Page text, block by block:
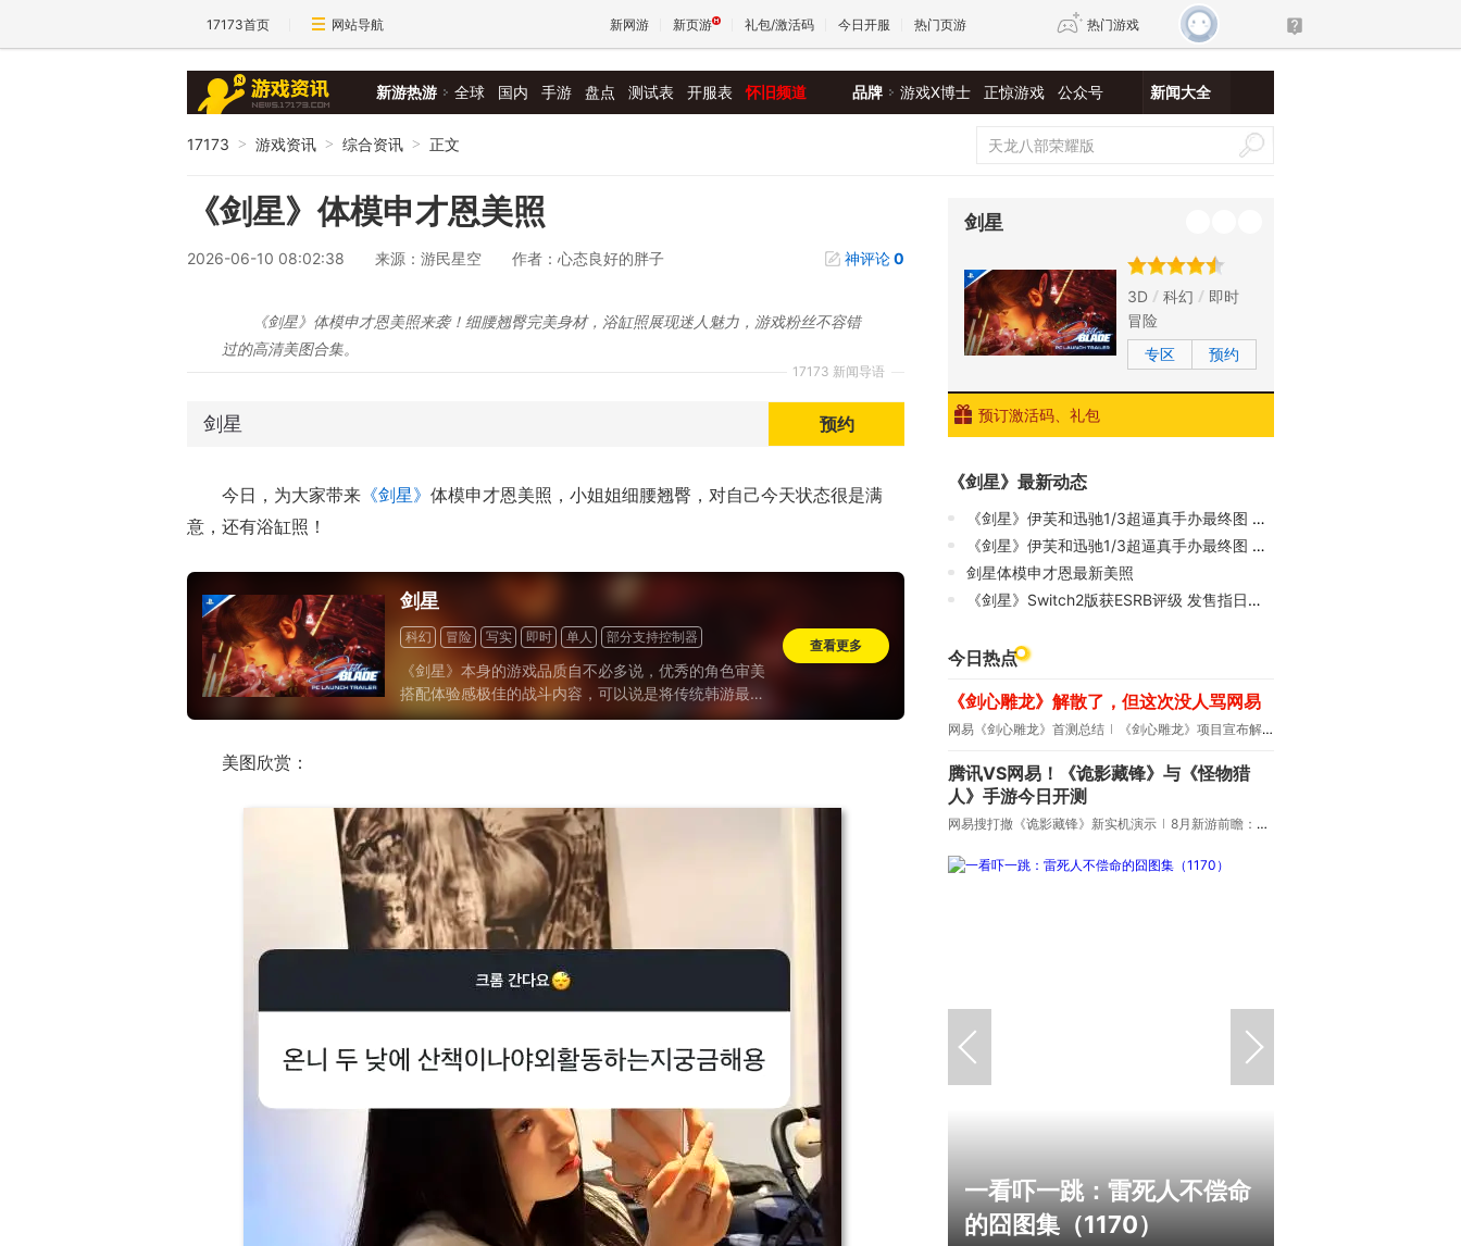
17173首页 网站导航 新网游 新页游 礼包/激活码 今日开服 热门页游 热门游戏
新仙侠5
新游热游 全球 国内 手游 盘点 测试表 开服表 怀旧频道 品牌 游戏X博士 正惊游戏 公众号 新闻大全
17173 > 游戏资讯 > 综合资讯 > 正文
《剑星》体模申才恩美照
2026-06-10 08:02:38 来源：游民星空 作者：心态良好的胖子 神评论0
17173 新闻导语
《剑星》体模申才恩美照来袭！细腰翘臀完美身材，浴缸照展现迷人魅力，游戏粉丝不容错
过的高清美图合集。
剑星
《剑星》全网首发评测，点击查看
预约
今日，为大家带来 《剑星》 体模申才恩美照，小姐姐细腰翘臀，对自己今天状态很是满
意，还有浴缸照！
剑星
科幻 冒险 写实 即时 单人
部分支持控制器
一次性付费
《剑星》本身的游戏品质自不必多说，优秀的角色审美
搭配体验感极佳的战斗内容，可以说是将传统韩游最出
彩的两大特色发挥的淋漓尽致，无愧为韩游转型单机最
查看更多
美图欣赏：
剑星
3D 科幻
即时
冒险
专区
预约
预订激活码、礼包
《剑星》最新动态
《剑星》伊芙和迅驰1/3超逼真手办最终图 万元售价顷刻售罄！
《剑星》伊芙和迅驰1/3超逼真手办最终图 万元售价顷刻售罄！
剑星体模申才恩最新美照
《剑星》Switch2版获ESRB评级 发售指日可待
今日热点
《剑心雕龙》解散了，但这次没人骂网易
网易《剑心雕龙》首测总结 《剑心雕龙》项目宣布解散
腾讯VS网易！《诡影藏锋》与《怪物猎
人》手游今日开测
网易搜打撤《诡影藏锋》新实机演示 8月新游前瞻：《诡秘之主》领衔
17周年庆典 争霸赛大区火
爆开启
一看吓一跳：雷死人不偿命
的囧图集（1170）